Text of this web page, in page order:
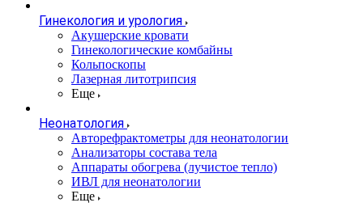
Гинекология и урология
Акушерские кровати
Гинекологические комбайны
Кольпоскопы
Лазерная литотрипсия
Еще
Неонатология
Авторефрактометры для неонатологии
Анализаторы состава тела
Аппараты обогрева (лучистое тепло)
ИВЛ для неонатологии
Еще